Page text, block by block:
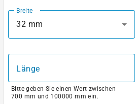
Breite
32 mm
Länge
Bitte geben Sie einen Wert zwischen
700 mm und 100000 mm ein.